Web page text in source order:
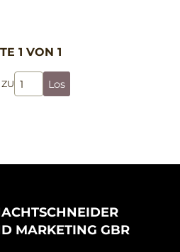
1 VON 1
Los
MARKETING GBR